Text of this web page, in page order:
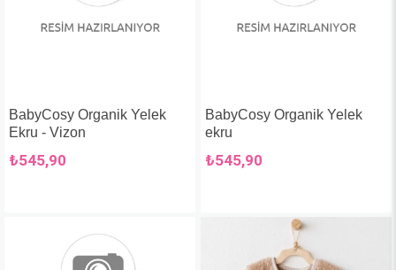
BabyCosy Organik Yelek
Ekru - Vizon
₺545,90
BabyCosy Organik Yelek
ekru
₺545,90